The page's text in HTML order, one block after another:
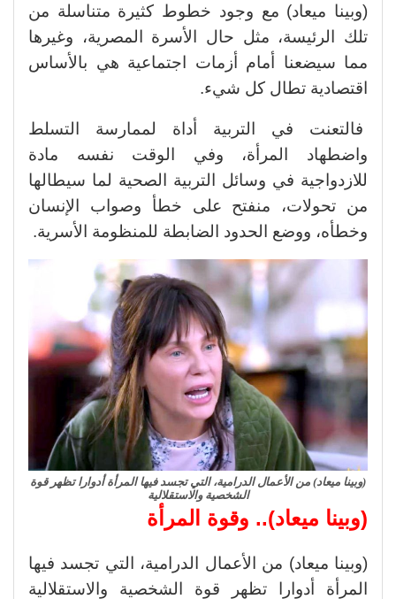
(وبينا ميعاد) مع وجود خطوط كثيرة متناسلة من
تلك الرئيسة، مثل حال الأسرة المصرية، وغيرها
مما سيضعنا أمام أزمات اجتماعية هي بالأساس
اقتصادية تطال كل شيء.
فالتعنت في التربية أداة لممارسة التسلط
واضطهاد المرأة، وفي الوقت نفسه مادة
للازدواجية في وسائل التربية الصحية لما سيطالها
من تحولات، منفتح على خطأ وصواب الإنسان
وخطأه، ووضع الحدود الضابطة للمنظومة الأسرية.
(وبينا ميعاد) من الأعمال الدرامية، التي تجسد فيها المرأة أدوارا تظهر قوة
الشخصية والاستقلالية
(وبينا ميعاد).. وقوة المرأة
(وبينا ميعاد) من الأعمال الدرامية، التي تجسد فيها
المرأة أدوارا تظهر قوة الشخصية والاستقلالية